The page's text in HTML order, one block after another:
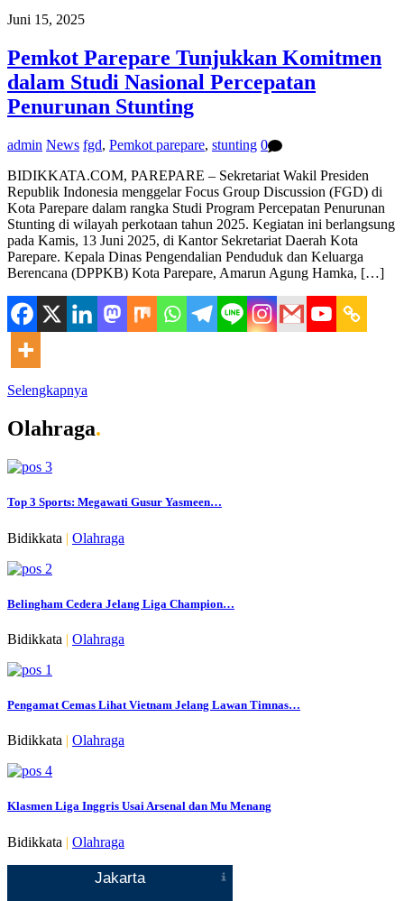
Juni 15, 2025
Pemkot Parepare Tunjukkan Komitmen
dalam Studi Nasional Percepatan
Penurunan Stunting
admin News fgd, Pemkot parepare, stunting 0
BIDIKKATA.COM, PAREPARE – Sekretariat Wakil Presiden
Republik Indonesia menggelar Focus Group Discussion (FGD) di
Kota Parepare dalam rangka Studi Program Percepatan Penurunan
Stunting di wilayah perkotaan tahun 2025. Kegiatan ini berlangsung
pada Kamis, 13 Juni 2025, di Kantor Sekretariat Daerah Kota
Parepare. Kepala Dinas Pengendalian Penduduk dan Keluarga
Berencana (DPPKB) Kota Parepare, Amarun Agung Hamka, […]
Selengkapnya
Olahraga.
Top 3 Sports: Megawati Gusur Yasmeen…
Bidikkata | Olahraga
Belingham Cedera Jelang Liga Champion…
Bidikkata | Olahraga
Pengamat Cemas Lihat Vietnam Jelang Lawan Timnas…
Bidikkata | Olahraga
Klasmen Liga Inggris Usai Arsenal dan Mu Menang
Bidikkata | Olahraga
Jakarta